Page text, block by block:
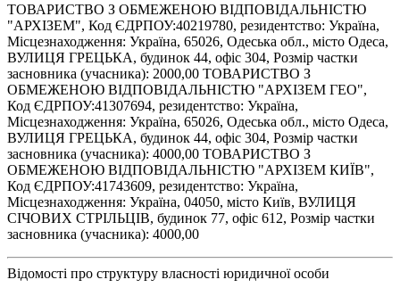
ТОВАРИСТВО З ОБМЕЖЕНОЮ ВІДПОВІДАЛЬНІСТЮ
"АРХІЗЕМ", Код ЄДРПОУ:40219780, резидентство: Україна,
Місцезнаходження: Україна, 65026, Одеська обл., місто Одеса,
ВУЛИЦЯ ГРЕЦЬКА, будинок 44, офіс 304, Розмір частки
засновника (учасника): 2000,00 ТОВАРИСТВО З
ОБМЕЖЕНОЮ ВІДПОВІДАЛЬНІСТЮ "АРХІЗЕМ ГЕО",
Код ЄДРПОУ:41307694, резидентство: Україна,
Місцезнаходження: Україна, 65026, Одеська обл., місто Одеса,
ВУЛИЦЯ ГРЕЦЬКА, будинок 44, офіс 304, Розмір частки
засновника (учасника): 4000,00 ТОВАРИСТВО З
ОБМЕЖЕНОЮ ВІДПОВІДАЛЬНІСТЮ "АРХІЗЕМ КИЇВ",
Код ЄДРПОУ:41743609, резидентство: Україна,
Місцезнаходження: Україна, 04050, місто Київ, ВУЛИЦЯ
СІЧОВИХ СТРІЛЬЦІВ, будинок 77, офіс 612, Розмір частки
засновника (учасника): 4000,00
Відомості про структуру власності юридичної особи